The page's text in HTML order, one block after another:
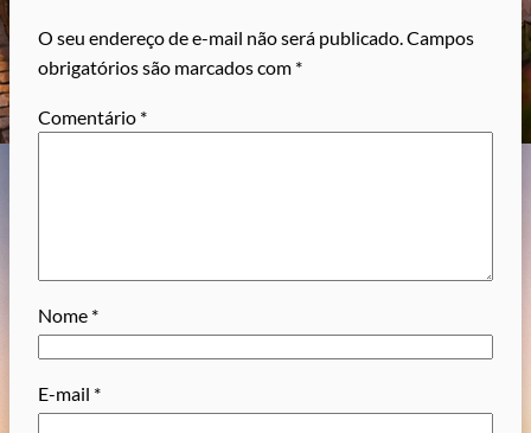
O seu endereço de e-mail não será publicado.Campos
obrigatórios são marcados com *
Comentário *
Nome *
E-mail *